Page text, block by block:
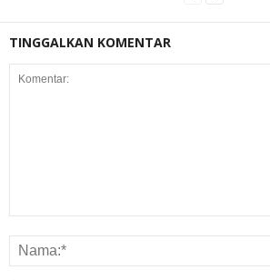
TINGGALKAN KOMENTAR